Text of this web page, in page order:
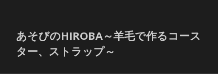
あそびのHIROBA～羊毛で作るコース
ター、ストラップ～